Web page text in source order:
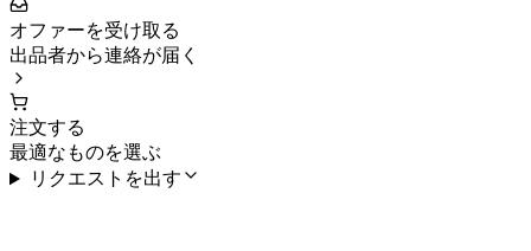
オファーを受け取る
出品者から連絡が届く
注文する
最適なものを選ぶ
リクエストを出す